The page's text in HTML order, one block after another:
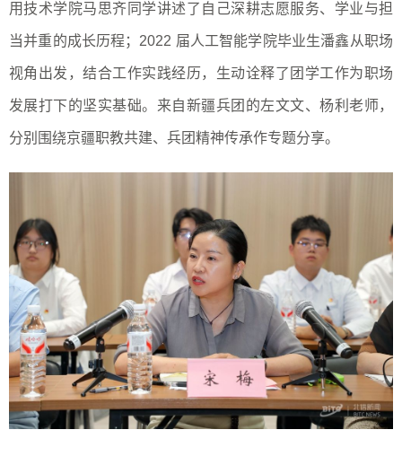
用技术学院马思齐同学讲述了自己深耕志愿服务、学业与担
当并重的成长历程；2022 届人工智能学院毕业生潘鑫从职场
视角出发，结合工作实践经历，生动诠释了团学工作为职场
发展打下的坚实基础。来自新疆兵团的左文文、杨利老师，
分别围绕京疆职教共建、兵团精神传承作专题分享。